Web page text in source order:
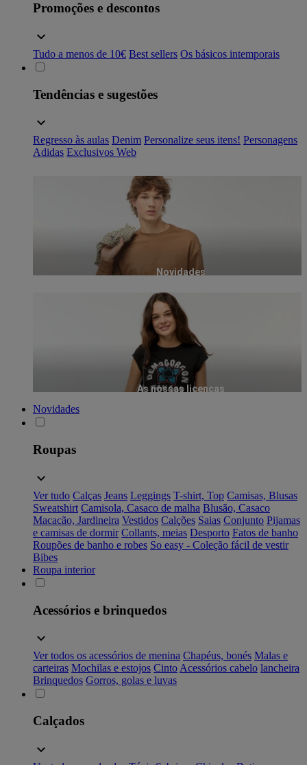
Promoções e descontos
Tudo a menos de 10€ Best sellers Os básicos intemporais
Tendências e sugestões
Regresso às aulas Denim Personalize seus itens! Personagens
Adidas Exclusivos Web
Novidades
As nossas licenças
Novidades
Roupas
Ver tudo Calças Jeans Leggings T-shirt, Top Camisas, Blusas
Sweatshirt Camisola, Casaco de malha Blusão, Casaco
Macacão, Jardineira Vestidos Calções Saias Conjunto Pijamas
e camisas de dormir Collants, meias Desporto Fatos de banho
Roupões de banho e robes So easy - Coleção fácil de vestir
Bibes
Roupa interior
Acessórios e brinquedos
Ver todos os acessórios de menina Chapéus, bonés Malas e
carteiras Mochilas e estojos Cinto Acessórios cabelo lancheira
Brinquedos Gorros, golas e luvas
Calçados